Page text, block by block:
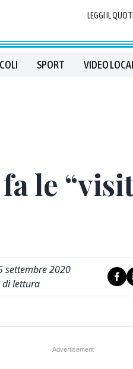
LEGGI IL
SPORT VIDEO
le
settembre 2020
di lettura